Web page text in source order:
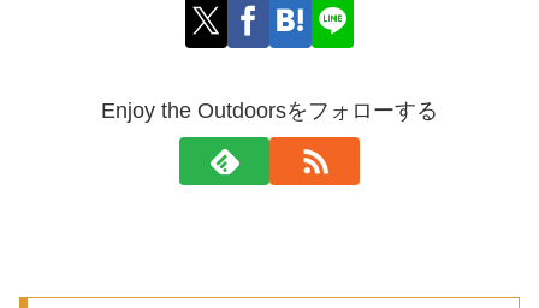
Enjoy the Outdoorsをフォローする